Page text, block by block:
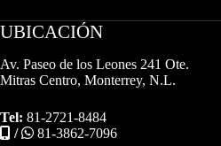
UBICACIÓN
Av. Paseo de los Leones 241 Ote.
Mitras Centro, Monterrey, N.L.
Tel: 81-2721-8484
/
81-3862-7096